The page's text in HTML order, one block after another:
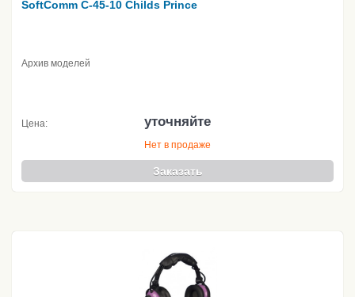
SoftComm C-45-10 Childs Prince
Архив моделей
Цена: уточняйте
Нет в продаже
Заказать